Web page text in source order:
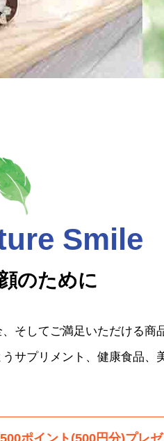
Smile
のために
そしてご満足いただける商
サプリメント、健康食品、